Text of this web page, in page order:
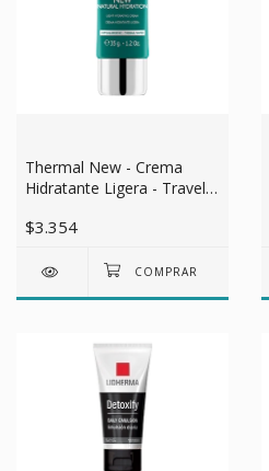
Thermal New - Crema
Hidratante Ligera - Travel
$3.354